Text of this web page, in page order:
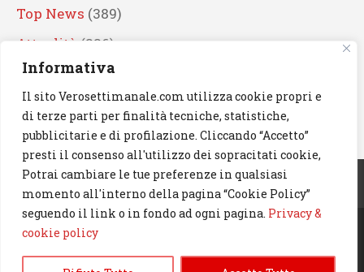
Informativa
Il sito Verosettimanale.com utilizza cookie propri e
di terze parti per finalità tecniche, statistiche,
pubblicitarie e di profilazione. Cliccando “Accetto”
presti il consenso all'utilizzo dei sopracitati cookie,
Potrai cambiare le tue preferenze in qualsiasi
momento all'interno della pagina “Cookie Policy”
seguendo il link o in fondo ad ogni pagina. Privacy &
cookie policy
Top News (389)
Attualità (336)
Eventi(330)
Artisti (241)
News(238)
Cerca
© 2023 Verosettimanale.com. All rights reserved.